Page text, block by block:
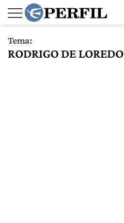
Tema:
RODRIGO DE LOREDO